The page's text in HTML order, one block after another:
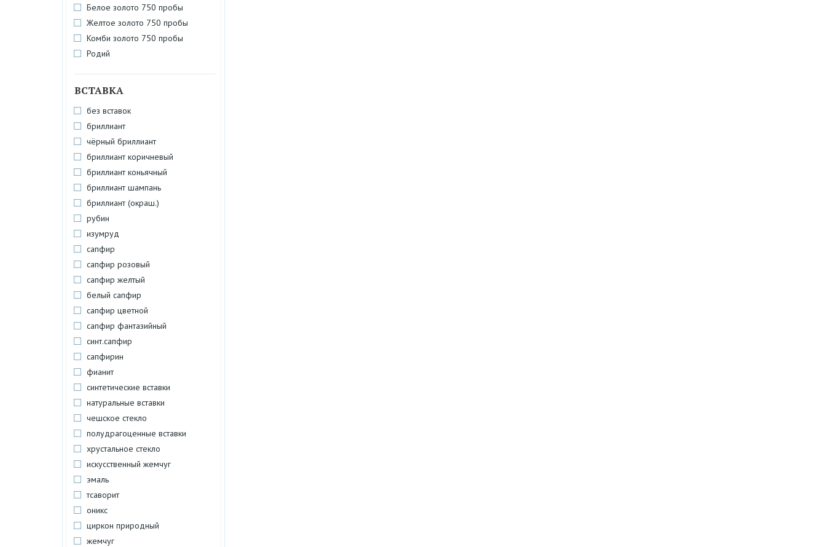
Белое золото 750 пробы
Желтое золото 750 пробы
Комби золото 750 пробы
Родий
ВСТАВКА
без вставок
бриллиант
чёрный бриллиант
бриллиант коричневый
бриллиант коньячный
бриллиант шампань
бриллиант (окраш.)
рубин
изумруд
сапфир
сапфир розовый
сапфир желтый
белый сапфир
сапфир цветной
сапфир фантазийный
синт.сапфир
сапфирин
фианит
синтетические вставки
натуральные вставки
чешское стекло
полудрагоценные вставки
хрустальное стекло
искусственный жемчуг
эмаль
тсаворит
оникс
циркон природный
жемчуг